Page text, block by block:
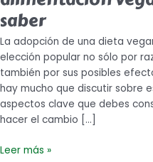
saber
La adopción de una dieta
elección popular no sólo por
también por sus posibles
hay mucho que discutir sobre
aspectos clave que debes
hacer el cambio […]
Leer más »